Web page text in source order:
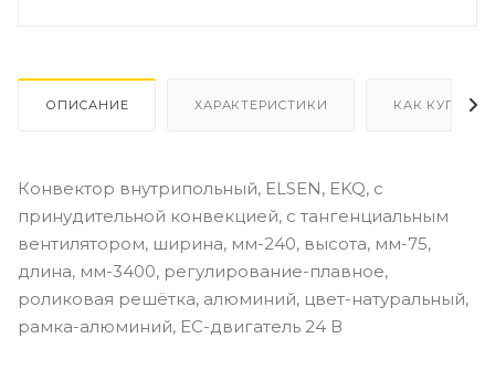
ОПИСАНИЕ ХАРАКТЕРИСТИКИ КАК КУПИТЬ
Конвектор внутрипольный, ELSEN, EKQ, с
принудительной конвекцией, с тангенциальным
вентилятором, ширина, мм-240, высота, мм-75,
длина, мм-3400, регулирование-плавное,
роликовая решётка, алюминий, цвет-натуральный,
рамка-алюминий, EC-двигатель 24 В